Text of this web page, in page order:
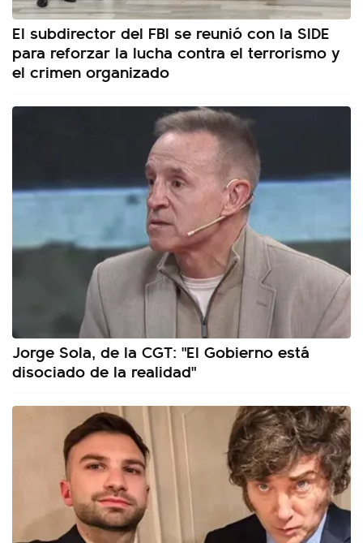
El subdirector del FBI se reunió con la SIDE
para reforzar la lucha contra el terrorismo y
el crimen organizado
Jorge Sola, de la CGT: "El Gobierno está
disociado de la realidad"